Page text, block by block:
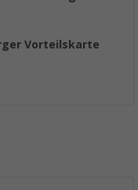
Vorteilskarte